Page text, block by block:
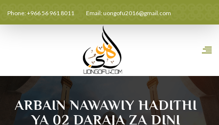
Phone: +966 56 961 8011 Email:uongofu2016@gmail.com
ARBAIN NAWAWIY HADITHI
YA 02 DARAJA ZA DINI